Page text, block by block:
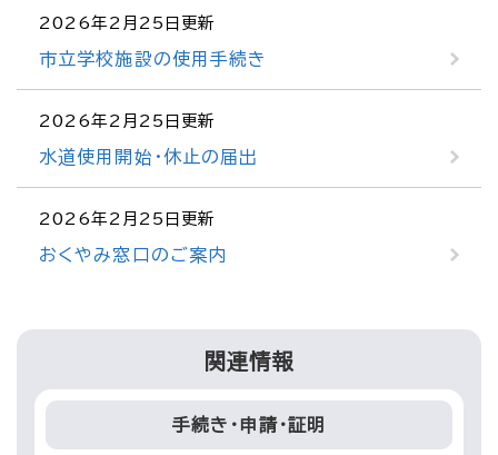
2026年2月25日更新
市立学校施設の使用手続き
2026年2月25日更新
水道使用開始・休止の届出
2026年2月25日更新
おくやみ窓口のご案内
関連情報
手続き・申請・証明